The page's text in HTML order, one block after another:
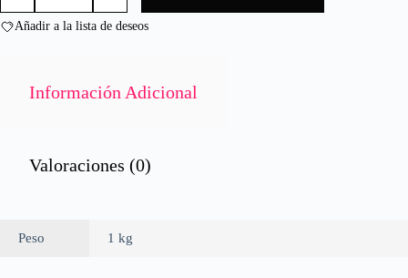
n
0
/
cantidad
Añadir a la lista de deseos
Información Adicional
Valoraciones (0)
Peso 1 kg